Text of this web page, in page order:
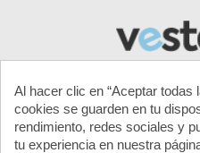
Al hacer clic en “Aceptar todas
cookies se guarden en tu
rendimiento, redes sociales y
tu experiencia en nuestra